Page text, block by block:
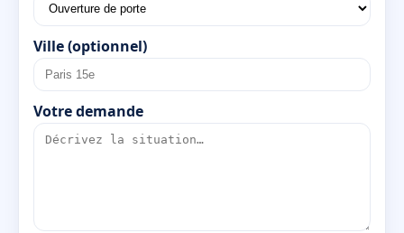
Ville (optionnel)
Votre demande